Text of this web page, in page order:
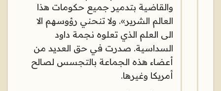
والقاضية بتدمير جميع حكومات هذا
العالم الشرير». ولا تنحني رؤوسهم الا
الى العلم الذي تعلوه نجمة داود
السداسية. صدرت في حق العديد من
أعضاء هذه الجماعة بالتجسس لصالح
أمريكا وغيرها.